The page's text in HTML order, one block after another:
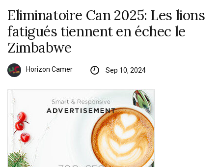
Eliminatoire Can 2025: Les lions
fatigués tiennent en échec le
Zimbabwe
Horizon Camer Sep 10, 2024